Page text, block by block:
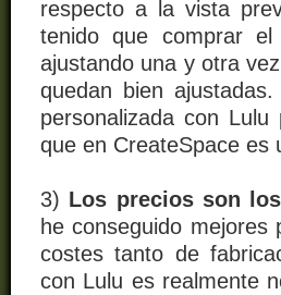
respecto a la vista
tenido que comprar
ajustando una y otra
quedan bien
personalizada con
que en CreateSpace es
3) Los precios son
he conseguido
costes tanto de
con Lulu es realmente